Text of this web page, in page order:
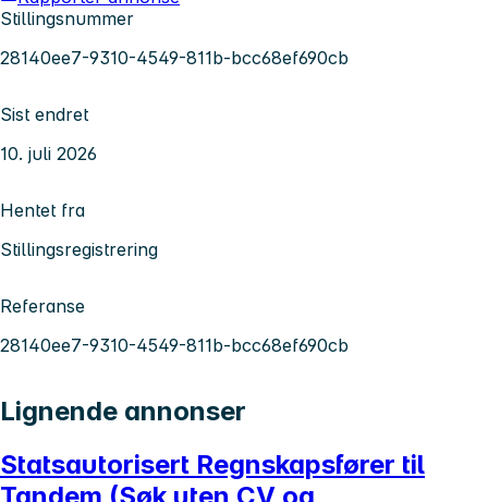
Stillingsnummer
28140ee7-9310-4549-811b-bcc68ef690cb
Sist endret
10. juli 2026
Hentet fra
Stillingsregistrering
Referanse
28140ee7-9310-4549-811b-bcc68ef690cb
Lignende annonser
Statsautorisert Regnskapsfører til